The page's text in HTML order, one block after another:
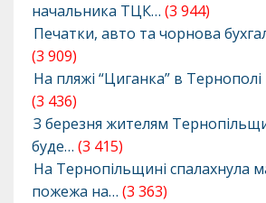
начальника ТЦК… (3 944)
Печатки, авто та чорнова
(3 909)
На пляжі “Циганка” в
(3 436)
З березня жителям
буде… (3 415)
На Тернопільщині спалахнула
пожежа на… (3 363)